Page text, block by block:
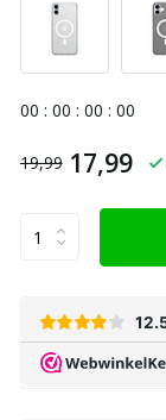
00 : 00 : 00 : 00
19,99 17,99